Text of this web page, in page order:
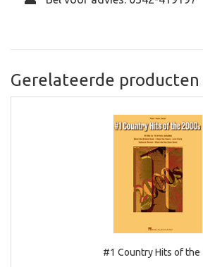
Gerelateerde producten
#1 Country Hits of the